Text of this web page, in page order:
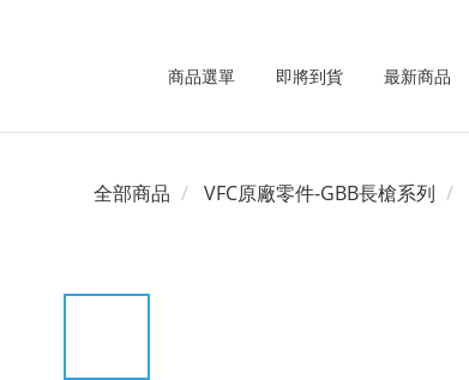
商品選單 即將到貨 最新商品
全部商品 VFC原廠零件-GBB長槍系列